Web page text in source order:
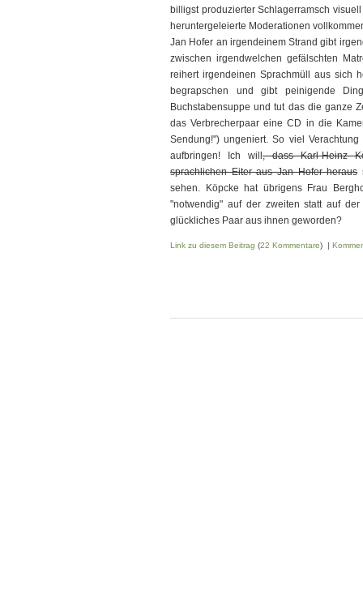
billigst produzierter Schlagerramsch
heruntergeleierte Moderationen
Jan Hofer an irgendeinem Strand gibt
zwischen irgendwelchen gefälschten
reihert irgendeinen Sprachmüll aus sich
begrapschen und gibt peinigende
Buchstabensuppe und tut das die ganze
das Verbrecherpaar eine CD in die
Sendung!") ungeniert. So viel
aufbringen! Ich will , dass Karl-Heinz
sprachlichen Eiter aus Jan Hofer heraus
sehen. Köpcke hat übrigens Frau
"notwendig" auf der zweiten statt auf
glückliches Paar aus ihnen geworden?
Link zu diesem Beitrag (22 Kommentare) |